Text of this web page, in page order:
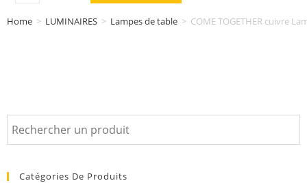
Home > LUMINAIRES > Lampes de table > COME TOGETHER cuivre
Catégories De Produits